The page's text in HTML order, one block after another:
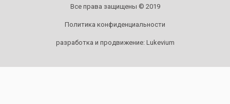
Все права защищены © 2019
Политика конфиденциальности
разработка и продвижение: Lukevium